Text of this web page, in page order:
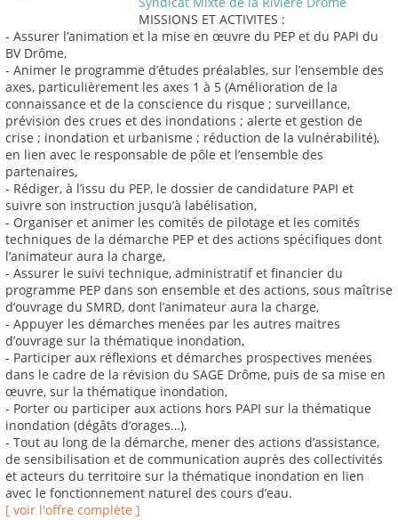
MISSIONS ET ACTIVITES :
- Assurer l’animation et la mise en œuvre du PEP et du PAPI du
BV Drôme,
- Animer le programme d’études préalables, sur l’ensemble des
axes, particulièrement les axes 1 à 5 (Amélioration de la
connaissance et de la conscience du risque ; surveillance,
prévision des crues et des inondations ; alerte et gestion de
crise ; inondation et urbanisme ; réduction de la vulnérabilité),
en lien avec le responsable de pôle et l’ensemble des
partenaires,
- Rédiger, à l’issu du PEP, le dossier de candidature PAPI et
suivre son instruction jusqu’à labélisation,
- Organiser et animer les comités de pilotage et les comités
techniques de la démarche PEP et des actions spécifiques dont
l’animateur aura la charge,
- Assurer le suivi technique, administratif et financier du
programme PEP dans son ensemble et des actions, sous maîtrise
d’ouvrage du SMRD, dont l’animateur aura la charge,
- Appuyer les démarches menées par les autres maitres
d’ouvrage sur la thématique inondation,
- Participer aux réflexions et démarches prospectives menées
dans le cadre de la révision du SAGE Drôme, puis de sa mise en
œuvre, sur la thématique inondation,
- Porter ou participer aux actions hors PAPI sur la thématique
inondation (dégâts d’orages…),
- Tout au long de la démarche, mener des actions d’assistance,
de sensibilisation et de communication auprès des collectivités
et acteurs du territoire sur la thématique inondation en lien
avec le fonctionnement naturel des cours d’eau.
[ voir l'offre complète ]